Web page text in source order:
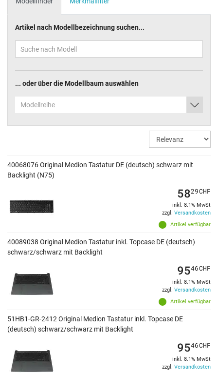
Artikel nach Modellbezeichnung suchen...
... oder über die Modellbaum auswählen
Modellreihe
40068076 Original Medion Tastatur DE (deutsch) schwarz mit
Backlight (N75)
Artikel verfügbar
5829CHF
inkl. 8.1% MwSt
zzgl. Versandkosten
40089038 Original Medion Tastatur inkl. Topcase DE (deutsch)
schwarz/schwarz mit Backlight
Artikel verfügbar
9546CHF
inkl. 8.1% MwSt
zzgl. Versandkosten
51HB1-GR-2412 Original Medion Tastatur inkl. Topcase DE
(deutsch) schwarz/schwarz mit Backlight
9546CHF
inkl. 8.1% MwSt
zzgl. Versandkosten